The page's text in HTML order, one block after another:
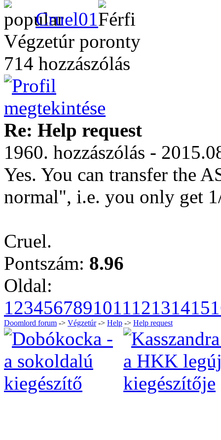
Cruel01
Végzetúr poronty
714 hozzászólás
Re: Help request
1960. hozzászólás -
Yes. You can transfer the
normal", i.e. you only get
Cruel.
Pontszám: 8.96
Oldal:
123456789101112131415
Doomlord forum -> Végzetúr-> Help -> Help request